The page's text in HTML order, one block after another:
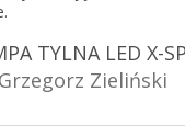
produktu to 5 na 5
Grzegorz Zieliński